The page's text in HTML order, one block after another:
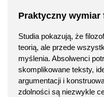
Praktyczny wymiar
Studia pokazują, że
teorią, ale przede
myślenia. Absolwenci
skomplikowane teksty,
argumentacji i
zdolności są niezwykle